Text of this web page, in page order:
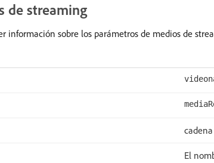
de streaming
información sobre los parámetros de medios de
cadena
El